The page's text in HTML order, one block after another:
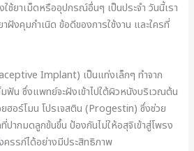
ช้ยาเม็ดหรืออุปกรณ์อื่นๆ เป็นประจำ วันนี้เรา
าฝังคุมกำเนิด ข้อดีของการใช้งาน และใครที่
Implant) เป็นแท่งเล็กๆ ทำจาก
ฟัน ซึ่งแพทย์จะฝังเข้าไปใต้ผิวหนังบริเวณต้น
ฮอร์โมน โปรเจสติน (Progestin) ซึ่งช่วย
ปากมดลูกข้นขึ้น ป้องกันไม่ให้อสุจิเข้าสู่โพรง
รรภ์ได้อย่างมีประสิทธิภาพ